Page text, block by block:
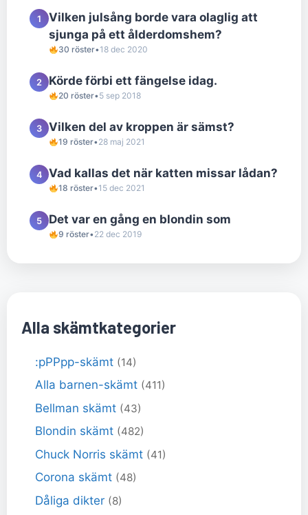
1
Vilken julsång borde vara olaglig att
sjunga på ett ålderdomshem?
30 röster•18 dec 2020
2 Körde förbi ett fängelse idag.
20 röster•5 sep 2018
3 Vilken del av kroppen är sämst?
19 röster•28 maj 2021
4 Vad kallas det när katten missar lådan?
18 röster•15 dec 2021
5 Det var en gång en blondin som
9 röster•22 dec 2019
Alla skämtkategorier
:pPPpp-skämt (14)
Alla barnen-skämt (411)
Bellman skämt (43)
Blondin skämt (482)
Chuck Norris skämt (41)
Corona skämt (48)
Dåliga dikter (8)